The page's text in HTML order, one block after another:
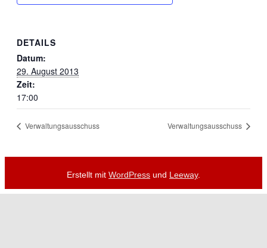
DETAILS
Datum:
29. August 2013
Zeit:
17:00
Verwaltungsausschuss Verwaltungsausschuss
Erstellt mit WordPress und Leeway.